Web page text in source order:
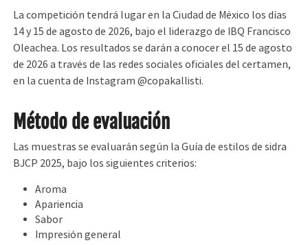
La competición tendrá lugar en la Ciudad de México los días
14 y 15 de agosto de 2026, bajo el liderazgo de IBQ Francisco
Oleachea. Los resultados se darán a conocer el 15 de agosto
de 2026 a través de las redes sociales oficiales del certamen,
en la cuenta de Instagram @copakallisti.
Método de evaluación
Las muestras se evaluarán según la Guía de estilos de sidra
BJCP 2025, bajo los siguientes criterios:
Aroma
Apariencia
Sabor
Impresión general